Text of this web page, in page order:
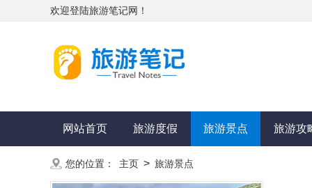
欢迎登陆旅游笔记网！
网站首页 旅游度假 旅游景点 旅游攻
您的位置： 主页 > 旅游景点